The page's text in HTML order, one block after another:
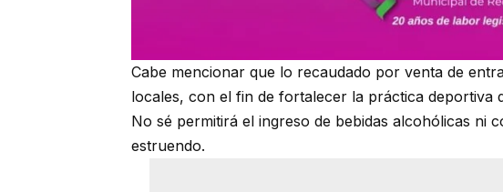
Cabe mencionar que lo recaudado por venta de
locales, con el fin de fortalecer la práctica deportiva
No sé permitirá el ingreso de bebidas alcohólicas ni
estruendo.